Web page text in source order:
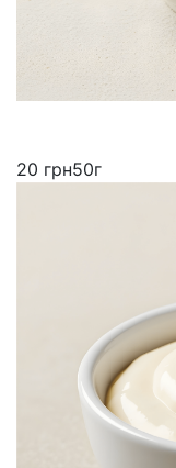
20 грн50г